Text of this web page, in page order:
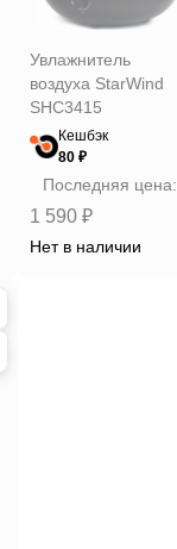
Увлажнитель
воздуха StarWind
SHC3415
Кешбэк
80 ₽
Последняя цена:
1 590 ₽
Нет в наличии